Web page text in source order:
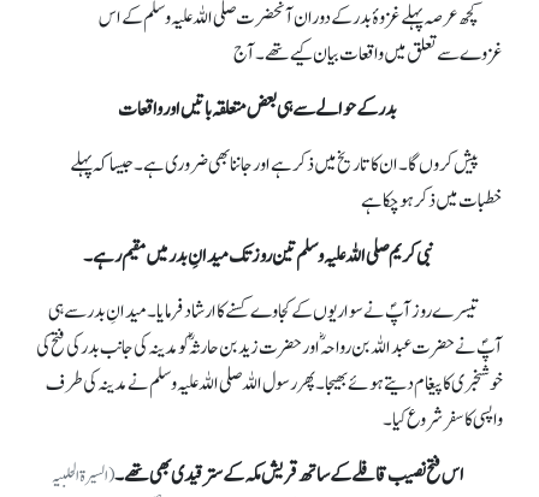
کچھ عرصہ پہلے غزوۂ بدر کے دوران آنحضرت صلی اللہ علیہ وسلم کے اس
غزوےسے تعلق میں واقعات بیان کیے تھے۔ آج
بدر کے حوالے سے ہی بعض متعلقہ باتیں اور واقعات
پیش کروں گا۔ ان کا تاریخ میں ذکر ہے اور جاننا بھی ضروری ہے۔ جیساکہ پہلے
خطبات میں ذکر ہوچکا ہے
نبی کریم صلی اللہ علیہ وسلم تین روز تک میدانِ بدر میں مقیم رہے۔
تیسرے روز آپؐ نے سواریوں کے کجاوے کسنے کا ارشاد فرمایا۔ میدانِ بدر سے ہی
آپؐ نے حضرت عبداللہ بن رواحہؓ اور حضرت زید بن حارثہ ؓکو مدینہ کی جانب بدر کی فتح کی
خوشخبری کا پیغام دیتے ہوئے بھیجا۔ پھر رسول اللہ صلی اللہ علیہ وسلم نے مدینہ کی طرف
واپسی کا سفر شروع کیا۔
اس فتح نصیب قافلے کے ساتھ قریش مکہ کے ستر قیدی بھی تھے۔(السیرۃ الحلبیہ